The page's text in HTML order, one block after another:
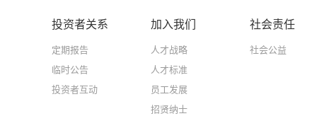
投资者关系
定期报告
临时公告
投资者互动
加入我们
人才战略
人才标准
员工发展
招贤纳士
社会责任
社会公益